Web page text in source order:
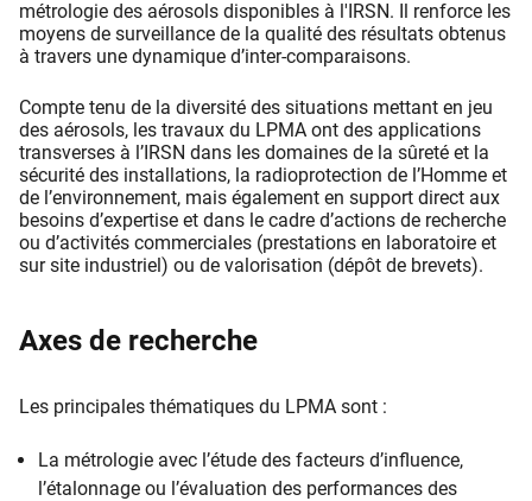
métrologie des aérosols disponibles à l'IRSN. Il renforce les
moyens de surveillance de la qualité des résultats obtenus
à travers une dynamique d’inter-comparaisons.
Compte tenu de la diversité des situations mettant en jeu
des aérosols, les travaux du LPMA ont des applications
transverses à l’IRSN dans les domaines de la sûreté et la
sécurité des installations, la radioprotection de l’Homme et
de l’environnement, mais également en support direct aux
besoins d’expertise et dans le cadre d’actions de recherche
ou d’activités commerciales (prestations en laboratoire et
sur site industriel) ou de valorisation (dépôt de brevets).
Axes de recherche
Les principales thématiques du LPMA sont :
La métrologie avec l’étude des facteurs d’influence,
l’étalonnage ou l’évaluation des performances des